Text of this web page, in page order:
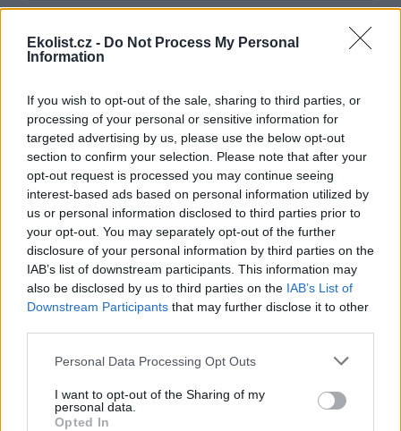
Ekolist.cz - Do Not Process My Personal
Information
If you wish to opt-out of the sale, sharing to third parties, or
processing of your personal or sensitive information for
targeted advertising by us, please use the below opt-out
section to confirm your selection. Please note that after your
opt-out request is processed you may continue seeing
interest-based ads based on personal information utilized by
us or personal information disclosed to third parties prior to
your opt-out. You may separately opt-out of the further
disclosure of your personal information by third parties on the
IAB’s list of downstream participants. This information may
also be disclosed by us to third parties on the IAB’s List of
Downstream Participants that may further disclose it to other
Personal Data Processing Opt Outs
I want to opt-out of the Sharing of my
personal data.
Opted In
V národním parku v Keni uhynulo až 15 slonů, úřady
zkoumají příčinu
29.7.2026 19:07 (
15 slonů, k němuž došlo v
uplynulém měsíci v národním
parku Amboseli. V minulosti se
v této východoafrické zemi
opakovaně objevily případy otrav slonů, které souvisely s
pytláctvím, uvedla agentura AP.
Soud v Plzni dal pokutu a zákaz funkcí za legalizaci
cesty u Klínovce
29.7.2026 15:51 (
Pokutu 73 000 korun a zákaz
výkonu funkcí spojených s
řídící, organizační a
vyměřil v odvolacím řízení Krajský soud v Plzni vedoucí stavebního
úřadu v Jáchymově na Karlovarsku Anně Punčochářové. Napsal to
server Novinky , podle nějž úřednice vydala před šesti lety v
rozporu se stavebním zákonem několik rozhodnutí ve snaze
legalizovat načerno budovanou lesní cestu klíčovou pro propojení